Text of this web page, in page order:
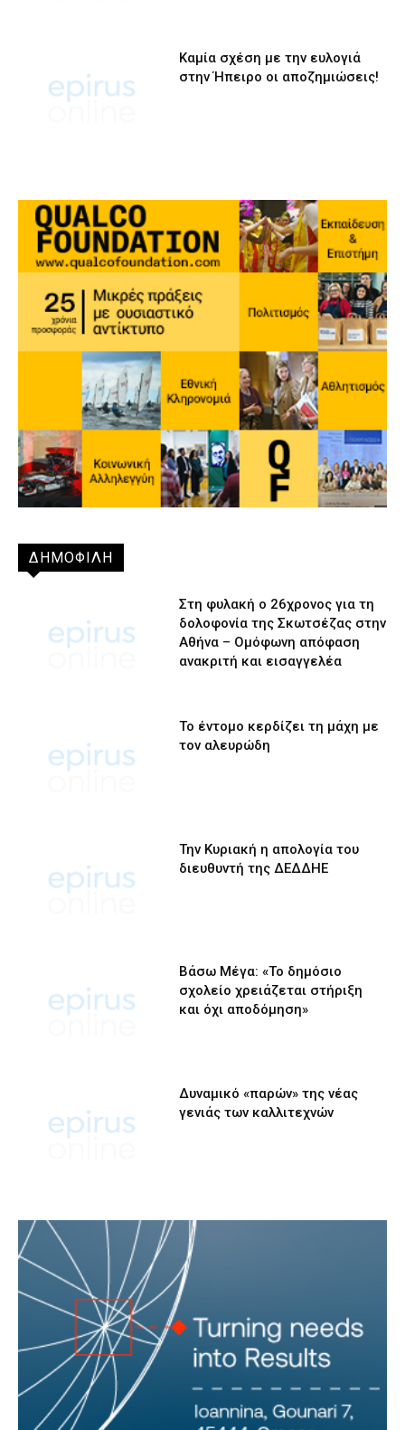
Καμία σχέση με την ευλογιά
στην Ήπειρο οι αποζημιώσεις!
ΔΗΜΟΦΙΛΗ
Στη φυλακή ο 26χρονος για τη
δολοφονία της Σκωτσέζας στην
Αθήνα – Ομόφωνη απόφαση
ανακριτή και εισαγγελέα
Το έντομο κερδίζει τη μάχη με
τον αλευρώδη
Την Κυριακή η απολογία του
διευθυντή της ΔΕΔΔΗΕ
Βάσω Μέγα: «Το δημόσιο
σχολείο χρειάζεται στήριξη
και όχι αποδόμηση»
Δυναμικό «παρών» της νέας
γενιάς των καλλιτεχνών